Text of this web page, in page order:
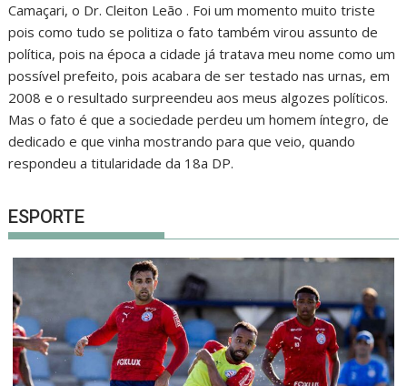
Camaçari, o Dr. Cleiton Leão . Foi um momento muito triste
pois como tudo se politiza o fato também virou assunto de
política, pois na época a cidade já tratava meu nome como um
possível prefeito, pois acabara de ser testado nas urnas, em
2008 e o resultado surpreendeu aos meus algozes políticos.
Mas o fato é que a sociedade perdeu um homem íntegro, de
dedicado e que vinha mostrando para que veio, quando
respondeu a titularidade da 18a DP.
ESPORTE